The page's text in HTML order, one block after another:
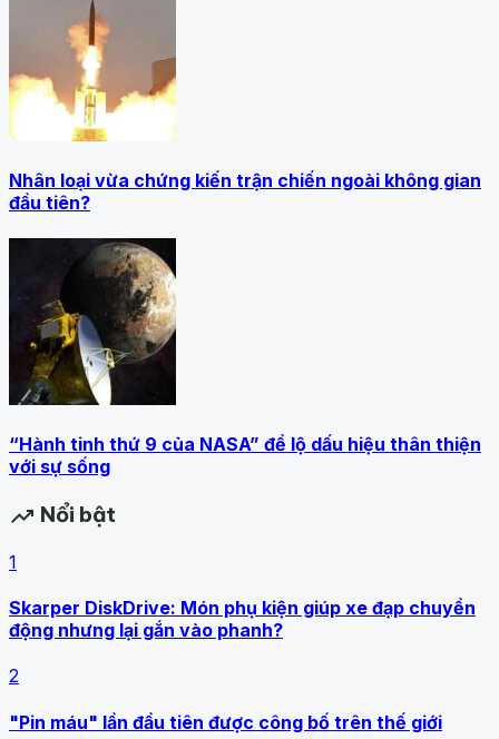
Nhân loại vừa chứng kiến trận chiến ngoài không gian
đầu tiên?
“Hành tinh thứ 9 của NASA” để lộ dấu hiệu thân thiện
với sự sống
trending_up Nổi bật
1
Skarper DiskDrive: Món phụ kiện giúp xe đạp chuyển
động nhưng lại gắn vào phanh?
2
"Pin máu" lần đầu tiên được công bố trên thế giới